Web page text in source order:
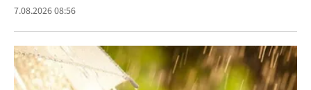
7.08.2026 08:56